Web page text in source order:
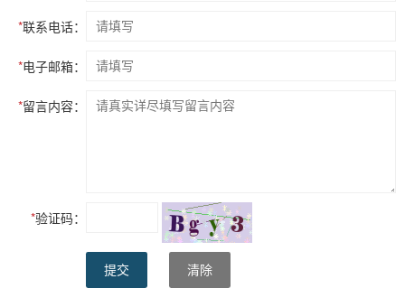
*联系电话：
*电子邮箱：
*留言内容：
*验证码：
提交 清除